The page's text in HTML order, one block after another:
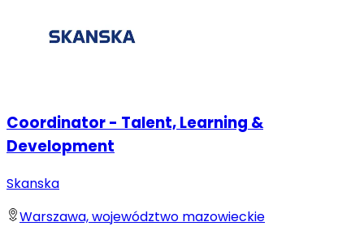
Coordinator - Talent, Learning &
Development
Skanska
Warszawa, województwo mazowieckie